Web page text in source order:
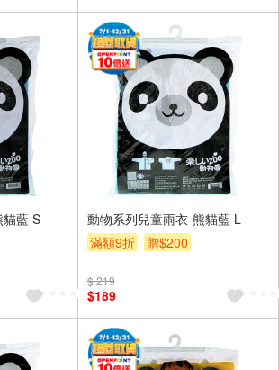
藍 S
動物系列兒童雨衣-熊貓藍 L
滿額9折
贈$200
$ 219
$189